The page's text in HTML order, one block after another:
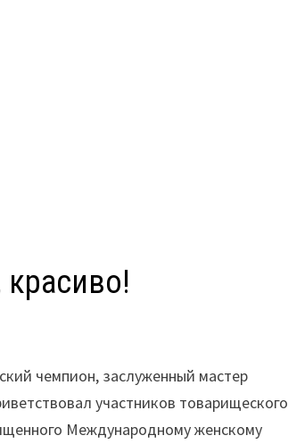
чемпион, заслуженный мастер
участников товарищеского
Международному женскому